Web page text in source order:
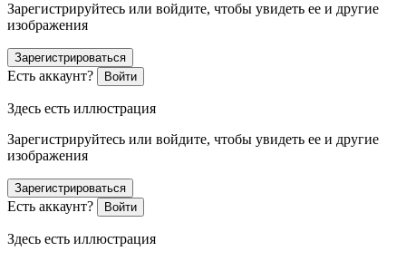
Зарегистрируйтесь или войдите, чтобы увидеть ее и другие
изображения
Зарегистрироваться
Есть аккаунт? Войти
Здесь есть иллюстрация
Зарегистрируйтесь или войдите, чтобы увидеть ее и другие
изображения
Зарегистрироваться
Есть аккаунт? Войти
Здесь есть иллюстрация